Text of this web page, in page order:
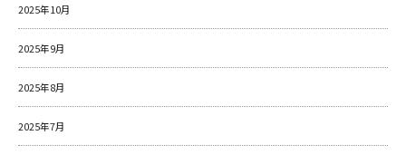
2025年10月
2025年9月
2025年8月
2025年7月